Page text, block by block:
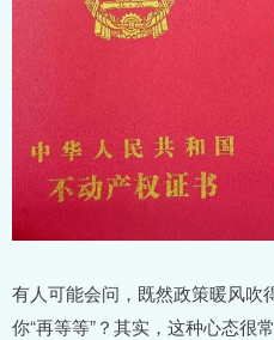
有人可能会问，既然政策暖风吹
你“再等等”？其实，这种心态很常